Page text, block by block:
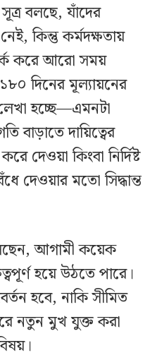
বলছে, যাঁদের
কিন্তু কর্মদক্ষতায়
করে আরো সময়
দিনের মূল্যায়নের
হচ্ছে—এমনটা
বাড়াতে দায়িত্বের
দেওয়া কিংবা নির্দিষ্ট
দেওয়ার মতো সিদ্ধান্ত
আগামী কয়েক
হয়ে উঠতে পারে।
হবে, নাকি সীমিত
নতুন মুখ যুক্ত করা